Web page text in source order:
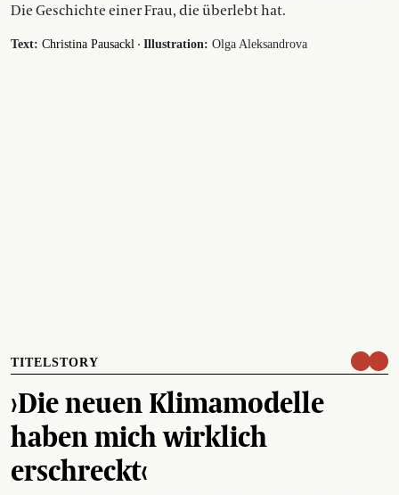
Die Geschichte einer Frau, die überlebt hat.
Text: Christina Pausackl · Illustration: Olga Aleksandrova
TITELSTORY
›Die neuen Klimamodelle
haben mich wirklich
erschreckt‹